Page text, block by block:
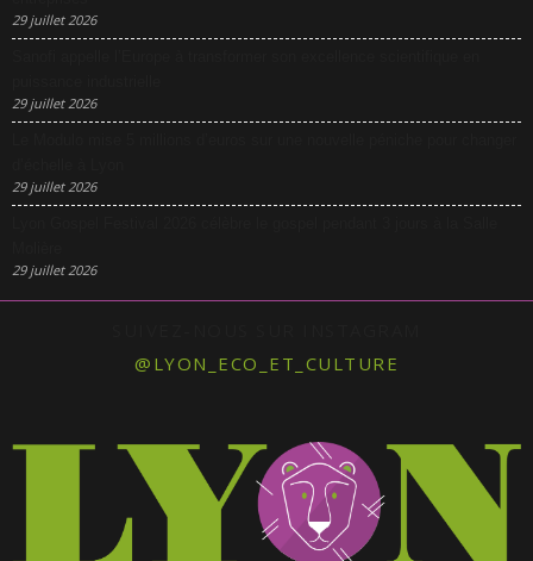
29 juillet 2026
29 juillet 2026
29 juillet 2026
29 juillet 2026
@LYON_ECO_ET_CULTURE